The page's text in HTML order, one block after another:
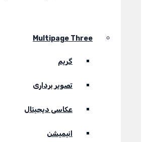
Multipage Three
گریم
تصویر برداری
عکاسی دیجیتال
انیمیشن